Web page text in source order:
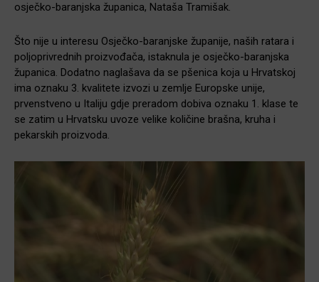
osječko-baranjska županica, Nataša Tramišak.
Što nije u interesu Osječko-baranjske županije, naših ratara i
poljoprivrednih proizvođača, istaknula je osječko-baranjska
županica. Dodatno naglašava da se pšenica koja u Hrvatskoj
ima oznaku 3. kvalitete izvozi u zemlje Europske unije,
prvenstveno u Italiju gdje preradom dobiva oznaku 1. klase te
se zatim u Hrvatsku uvoze velike količine brašna, kruha i
pekarskih proizvoda.